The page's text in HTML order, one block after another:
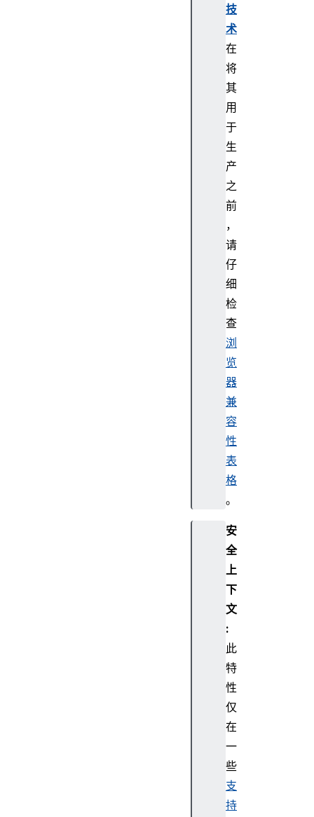
技
术
在
将
其
用
于
生
产
之
前
，
请
仔
细
检
查
浏
览
器
兼
容
性
表
格
。
安
全
上
下
文
:
此
特
性
仅
在
一
些
支
持